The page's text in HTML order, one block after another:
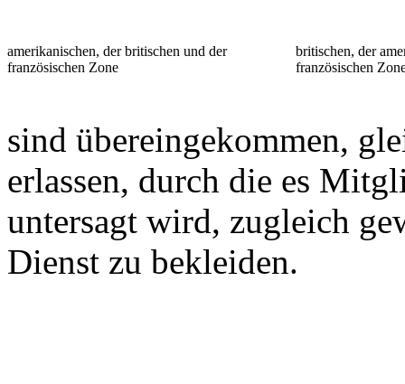
amerikanischen, der britischen und der
französischen Zone
britischen, der
französischen
sind übereingekommen,
erlassen, durch die es
untersagt wird, zugleich
Dienst zu bekleiden.